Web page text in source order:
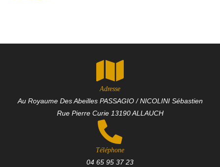
Adresse
Au Royaume Des Abeilles PASSAGIO / NICOLINI Sébastien
Rue Pierre Curie 13190 ALLAUCH
Téléphone
04 65 95 37 23